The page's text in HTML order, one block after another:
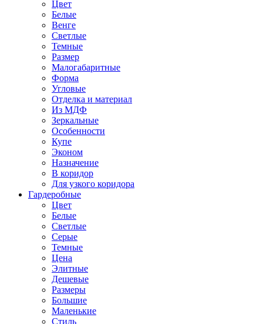
Цвет
Белые
Венге
Светлые
Темные
Размер
Малогабаритные
Форма
Угловые
Отделка и материал
Из МДФ
Зеркальные
Особенности
Купе
Эконом
Назначение
В коридор
Для узкого коридора
Гардеробные
Цвет
Белые
Светлые
Серые
Темные
Цена
Элитные
Дешевые
Размеры
Большие
Маленькие
Стиль